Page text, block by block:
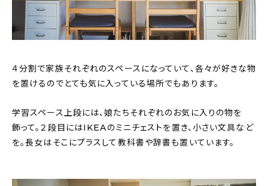
４分割で家族それぞれのスペースになっていて、各々が好きな物
を置けるのでとても気に入っている場所でもあります。
学習スペース上段には、娘たちそれぞれのお気に入りの物を
飾って。２段目にはIKEAのミニチェストを置き、小さい文具など
を。長女はそこにプラスして教科書や辞書も置いています。